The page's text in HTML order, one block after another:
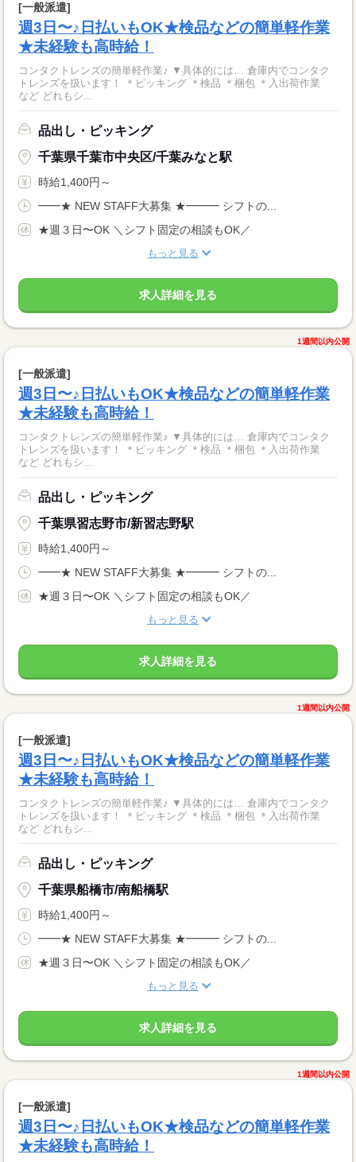
[一般派遣]
週3日〜♪日払いもOK★検品などの簡単軽作業
★未経験も高時給！
コンタクトレンズの簡単軽作業♪ ▼具体的には… 倉庫内でコンタク
トレンズを扱います！ ＊ピッキング ＊検品 ＊梱包 ＊入出荷作業
など どれもシ...
品出し・ピッキング
千葉県千葉市中央区/千葉みなと駅
時給1,400円～
━━★ NEW STAFF大募集 ★━━━ シフトの...
★週３日〜OK ＼シフト固定の相談もOK／
もっと見る
求人詳細を見る
1週間以内公開
[一般派遣]
週3日〜♪日払いもOK★検品などの簡単軽作業
★未経験も高時給！
コンタクトレンズの簡単軽作業♪ ▼具体的には… 倉庫内でコンタク
トレンズを扱います！ ＊ピッキング ＊検品 ＊梱包 ＊入出荷作業
など どれもシ...
品出し・ピッキング
千葉県習志野市/新習志野駅
時給1,400円～
━━★ NEW STAFF大募集 ★━━━ シフトの...
★週３日〜OK ＼シフト固定の相談もOK／
もっと見る
求人詳細を見る
1週間以内公開
[一般派遣]
週3日〜♪日払いもOK★検品などの簡単軽作業
★未経験も高時給！
コンタクトレンズの簡単軽作業♪ ▼具体的には… 倉庫内でコンタク
トレンズを扱います！ ＊ピッキング ＊検品 ＊梱包 ＊入出荷作業
など どれもシ...
品出し・ピッキング
千葉県船橋市/南船橋駅
時給1,400円～
━━★ NEW STAFF大募集 ★━━━ シフトの...
★週３日〜OK ＼シフト固定の相談もOK／
もっと見る
求人詳細を見る
1週間以内公開
[一般派遣]
週3日〜♪日払いもOK★検品などの簡単軽作業
★未経験も高時給！